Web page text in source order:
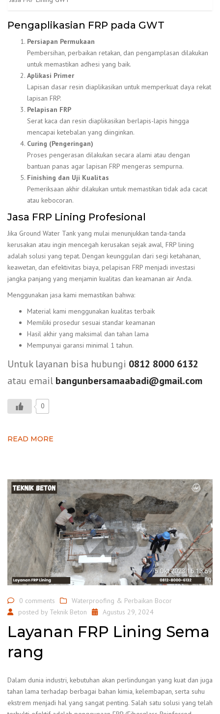
Pengaplikasian FRP pada GWT
Persiapan Permukaan
Pembersihan, perbaikan retakan, dan pengamplasan dilakukan
untuk memastikan adhesi yang baik.
Aplikasi Primer
Lapisan dasar resin diaplikasikan untuk memperkuat daya rekat
lapisan FRP.
Pelapisan FRP
Serat kaca dan resin diaplikasikan berlapis-lapis hingga
mencapai ketebalan yang diinginkan.
Curing (Pengeringan)
Proses pengerasan dilakukan secara alami atau dengan
bantuan panas agar lapisan FRP mengeras sempurna.
Finishing dan Uji Kualitas
Pemeriksaan akhir dilakukan untuk memastikan tidak ada cacat
atau kebocoran.
Jasa FRP Lining Profesional
Jika Ground Water Tank yang mulai menunjukkan tanda-tanda
kerusakan atau ingin mencegah kerusakan sejak awal, FRP lining
adalah solusi yang tepat. Dengan keunggulan dari segi ketahanan,
keawetan, dan efektivitas biaya, pelapisan FRP menjadi investasi
jangka panjang yang menjamin kualitas dan keamanan air Anda.
Menggunakan jasa kami memastikan bahwa:
Material kami menggunakan kualitas terbaik
Memiliki prosedur sesuai standar keamanan
Hasil akhir yang maksimal dan tahan lama
Mempunyai garansi minimal 1 tahun.
Untuk layanan bisa hubungi 0812 8000 6132
atau email bangunbersamaabadi@gmail.com
0
READ MORE
0 comments
Waterproofing & Perbaikan Bocor
posted by Teknik Beton Agustus 29, 2024
Layanan FRP Lining Sema
rang
Dalam dunia industri, kebutuhan akan perlindungan yang kuat dan juga
tahan lama terhadap berbagai bahan kimia, kelembapan, serta suhu
ekstrem menjadi hal yang sangat penting. Salah satu solusi yang telah